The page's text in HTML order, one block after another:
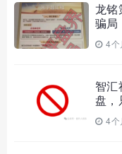
龙铭
骗局
即！
4个
智汇
盘，
4个